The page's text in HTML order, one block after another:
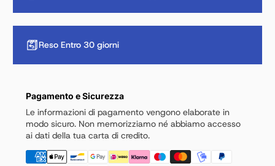
Reso Entro 30 giorni
Pagamento e Sicurezza
Le informazioni di pagamento vengono elaborate in
modo sicuro. Non memorizziamo né abbiamo accesso
ai dati della tua carta di credito.